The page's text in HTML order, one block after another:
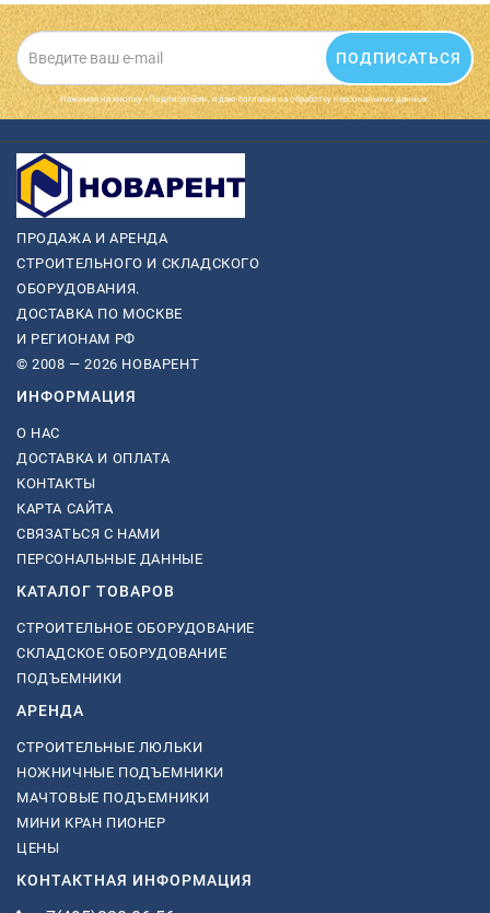
ПОДПИСАТЬСЯ
Нажимая на кнопку «Подписаться», я даю cогласие на обработку персональных данных.
ПРОДАЖА И АРЕНДА
СТРОИТЕЛЬНОГО И СКЛАДСКОГО
ОБОРУДОВАНИЯ.
ДОСТАВКА ПО МОСКВЕ
И РЕГИОНАМ РФ
© 2008 — 2026 НОВАРЕНТ
ИНФОРМАЦИЯ
О НАС
ДОСТАВКА И ОПЛАТА
КОНТАКТЫ
КАРТА САЙТА
СВЯЗАТЬСЯ С НАМИ
ПЕРСОНАЛЬНЫЕ ДАННЫЕ
КАТАЛОГ ТОВАРОВ
СТРОИТЕЛЬНОЕ ОБОРУДОВАНИЕ
СКЛАДСКОЕ ОБОРУДОВАНИЕ
ПОДЪЕМНИКИ
АРЕНДА
СТРОИТЕЛЬНЫЕ ЛЮЛЬКИ
НОЖНИЧНЫЕ ПОДЪЕМНИКИ
МАЧТОВЫЕ ПОДЪЕМНИКИ
МИНИ КРАН ПИОНЕР
ЦЕНЫ
КОНТАКТНАЯ ИНФОРМАЦИЯ